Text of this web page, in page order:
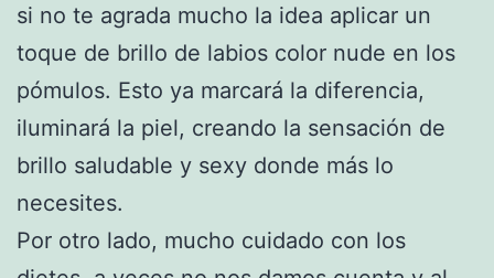
si no te agrada mucho la idea aplicar un
toque de brillo de labios color nude en los
pómulos. Esto ya marcará la diferencia,
iluminará la piel, creando la sensación de
brillo saludable y sexy donde más lo
necesites.
Por otro lado, mucho cuidado con los